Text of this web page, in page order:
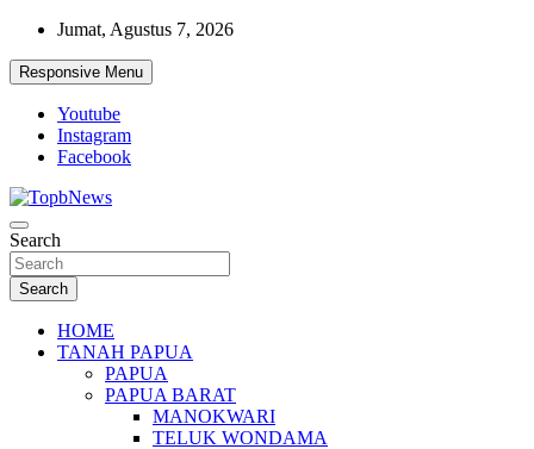
Skip
content
Jumat, Agustus 7, 2026
Responsive Menu
Youtube
Instagram
Facebook
Search
Search
HOME
TANAH PAPUA
PAPUA
PAPUA BARAT
MANOKWARI
TELUK WONDAMA